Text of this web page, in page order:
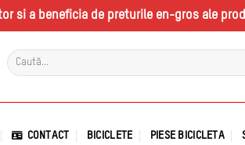
si a beneficia de preturile en-gros ale
Caută
după:
CONTACT BICICLETE PIESE BICICLETA